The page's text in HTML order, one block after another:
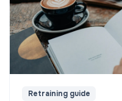
Retraining guide